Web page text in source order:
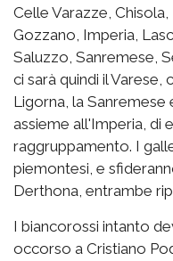
Celle Varazze,
Gozzano, Imperia,
Saluzzo, Sanremese,
ci sarà quindi il Varese,
Ligorna, la Sanremese
assieme all'Imperia, di
raggruppamento. I
piemontesi, e
Derthona, entrambe
I biancorossi intanto
occorso a Cristiano